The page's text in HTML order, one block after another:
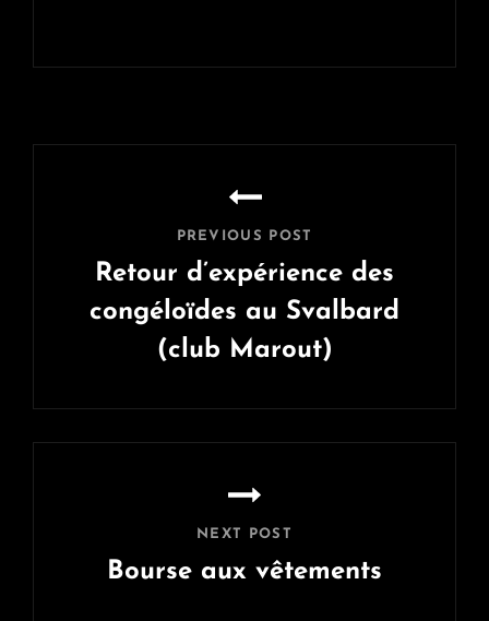
PREVIOUS POST
Retour d’expérience des
congéloïdes au Svalbard
(club Marout)
Post
NEXT POST
Bourse aux vêtements